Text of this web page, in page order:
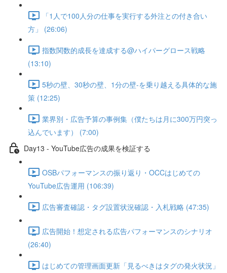
「1人で100人分の仕事を実行する外注との付き合い
方」 (26:06)
指数関数的成長を達成する@ハイパーグロース戦略
(13:10)
5秒の壁、30秒の壁、1分の壁-を乗り越える具体的な施
策 (12:25)
業界別・広告予算の事例集（僕たちは月に300万円突っ
込んでいます） (7:00)
Day13 - YouTube広告の成果を検証する
OSBパフォーマンスの振り返り・OCCはじめての
YouTube広告運用 (106:39)
広告審査確認・タグ設置状況確認・入札戦略 (47:35)
広告開始！想定される広告パフォーマンスのシナリオ
(26:40)
はじめての管理画面更新「見るべきはタグの発火状況」